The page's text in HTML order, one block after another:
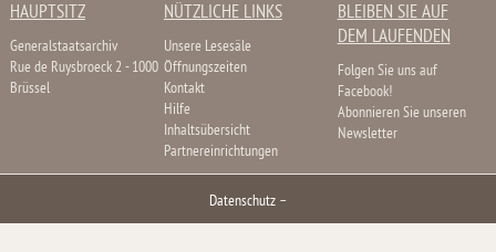
HAUPTSITZ
Generalstaatsarchiv
Rue de Ruysbroeck 2 - 1000
Brüssel
NÜTZLICHE LINKS
Unsere Lesesäle
Öffnungszeiten
Kontakt
Hilfe
Inhaltsübersicht
Partnereinrichtungen
BLEIBEN SIE AUF
DEM LAUFENDEN
Folgen Sie uns auf
Facebook!
Abonnieren Sie unseren
Newsletter
Datenschutz –